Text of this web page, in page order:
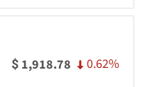
$ 1,918.78 0.62%